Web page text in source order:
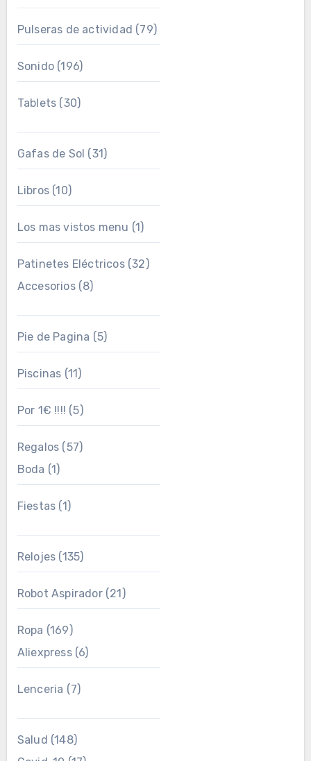
Pulseras de actividad (79)
Sonido(196)
Tablets (30)
Gafas de Sol (31)
Libros(10)
Los mas vistos menu (1)
Patinetes Eléctricos(32)
Accesorios(8)
Pie de Pagina (5)
Piscinas (11)
Por 1€ !!!! (5)
Regalos (57)
Boda (1)
Fiestas (1)
Relojes (135)
Robot Aspirador(21)
Ropa (169)
Aliexpress(6)
Lenceria (7)
Salud (148)